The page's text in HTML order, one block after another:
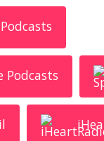
Podcasts